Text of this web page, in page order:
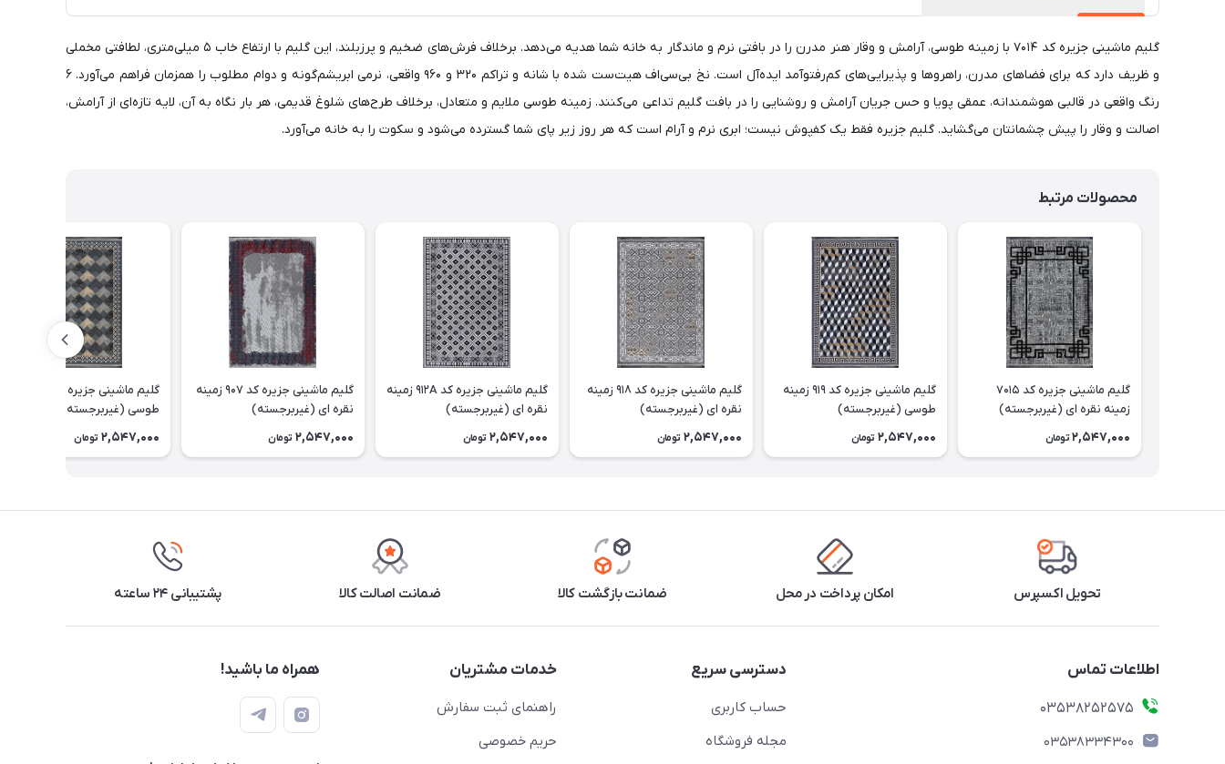
گلیم ماشینی جزیره کد ۷۰۱۴ با زمینه طوسی، آرامش و وقار هنر مدرن را در بافتی نرم و ماندگار به خانه شما هدیه می‌دهد. برخلاف فرش‌های ضخیم و پرزبلند، این گلیم با ارتفاع خاب ۵ میلی‌متری، لطافتی مخملی
و ظریف دارد که برای فضاهای مدرن، راهروها و پذیرایی‌های کم‌رفتوآمد ایده‌آل است. نخ بی‌سی‌اف هیت‌ست شده با شانه و تراکم ۳۲۰ و ۹۶۰ واقعی، نرمی ابریشم‌گونه و دوام مطلوب را همزمان فراهم می‌آورد. ۶
رنگ واقعی در قالبی هوشمندانه، عمقی پویا و حس جریان آرامش و روشنایی را در بافت گلیم تداعی می‌کنند. زمینه طوسی ملایم و متعادل، برخلاف طرح‌های شلوغ قدیمی، هر بار نگاه به آن، لایه تازه‌ای از آرامش،
اصالت و وقار را پیش چشمانتان می‌گشاید. گلیم جزیره فقط یک کفپوش نیست؛ ابری نرم و آرام است که هر روز زیر پای شما گسترده می‌شود و سکوت را به خانه می‌آورد.
محصولات مرتبط
گلیم ماشینی جزیره کد 7015
زمینه نقره ای (غیربرجسته)
2,547,000 تومان
گلیم ماشینی جزیره کد 919 زمینه
طوسی (غیربرجسته)
2,547,000 تومان
گلیم ماشینی جزیره کد 918 زمینه
نقره ای (غیربرجسته)
2,547,000 تومان
گلیم ماشینی جزیره کد 912A زمینه
نقره ای (غیربرجسته)
2,547,000 تومان
گلیم ماشینی جزیره کد 907 زمینه
نقره ای (غیربرجسته)
2,547,000 تومان
طوسی (غیربرجسته)
2,547,000 تومان
تحویل اکسپرس امکان پرداخت در محل ضمانت بازگشت کالا ضمانت اصالت کالا پشتیبانی ۲۴ ساعته
اطلاعات تماس
03538252575
03538334300
دسترسی سریع
حساب کاربری
مجله فروشگاه
خدمات مشتریان
راهنمای ثبت سفارش
حریم خصوصی
همراه ما باشید!